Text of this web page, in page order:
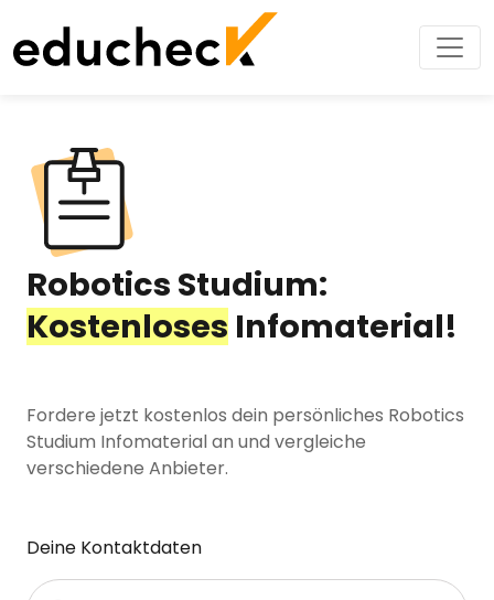
Robotics Studium:
Kostenloses Infomaterial!
Fordere jetzt kostenlos dein persönliches Robotics
Studium Infomaterial an und vergleiche
verschiedene Anbieter.
Deine Kontaktdaten